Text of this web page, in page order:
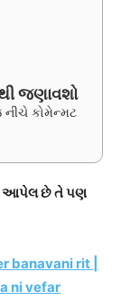
જણાવશો
નીચે કોમેન્મટ
આપેલ છે તે પણ
banavani rit |
ni vefar